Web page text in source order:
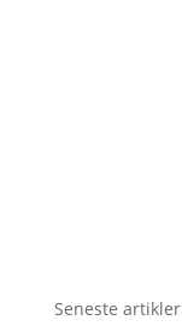
Seneste artikler